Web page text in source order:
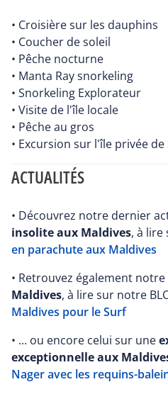
• Croisière sur les dauphins
• Coucher de soleil
• Pêche nocturne
• Manta Ray snorkeling
• Snorkeling Explorateur
• Visite de l'île locale
• Pêche au gros
• Excursion sur l'île privée
ACTUALITÉS
• Découvrez notre dernier
insolite aux Maldives, à lire
en parachute aux Maldives
• Retrouvez également
Maldives, à lire sur notre
Maldives pour le Surf
• ... ou encore celui sur une
exceptionnelle aux
Nager avec les requins-